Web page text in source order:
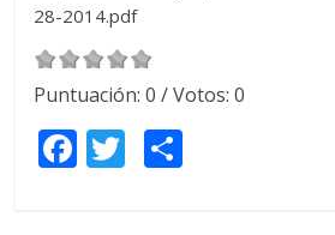
28-2014.pdf
Puntuación:0 / Votos:0
F T